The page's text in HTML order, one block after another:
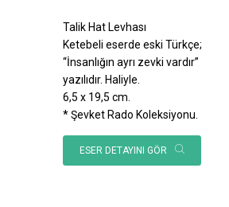
Talik Hat Levhası
Ketebeli eserde eski Türkçe;
“İnsanlığın ayrı zevki vardır”
yazılıdır. Haliyle.
6,5 x 19,5 cm.
* Şevket Rado Koleksiyonu.
ESER DETAYINI GÖR